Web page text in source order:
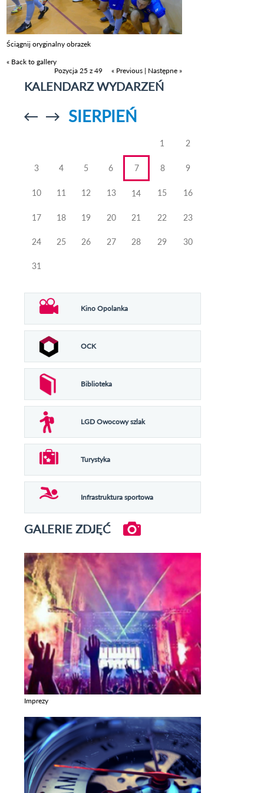
Ściągnij oryginalny obrazek
« Back to gallery
Pozycja 25 z 49
« Previous | Następne »
KALENDARZ WYDARZEŃ
Przejdź doPrzejdź do
SIERPIEŃ
1 2
3 4 5 6 7 8 9
10 11 12 13 14 15 16
17 18 19 20 21 22 23
24 25 26 27 28 29 30
31
Kino Opolanka
OCK
Biblioteka
LGD Owocowy szlak
Turystyka
Infrastruktura sportowa
GALERIE ZDJĘĆ
Imprezy